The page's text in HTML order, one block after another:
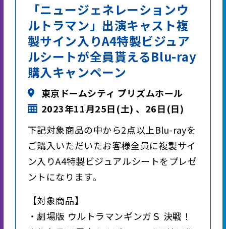
「ニュージェネレーションウ
ルトラマン」出演キャスト複
製サイン入りA4特製ビジュア
ルシートが全員貰えるBlu-ray
購入キャンペーン
東京ドームシティ プリズムホール
2023年11月25日(土) 、26日(日)
下記対象商品の中から2点以上Blu-rayを
ご購入いただいたお客様全員に複製サイ
ン入りA4特製ビジュアルシートをプレゼ
ントになります。
【対象商品】
・劇場版 ウルトラマンギンガＳ 決戦！